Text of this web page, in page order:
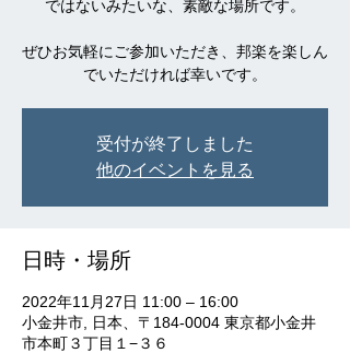
ではないみたいな、素敵な場所です。
ぜひお気軽にご参加いただき、邦楽を楽しん
でいただければ幸いです。
受付が終了しました
他のイベントを見る
日時・場所
2022年11月27日 11:00 – 16:00
小金井市, 日本、〒184-0004 東京都小金井
市本町３丁目１−３６